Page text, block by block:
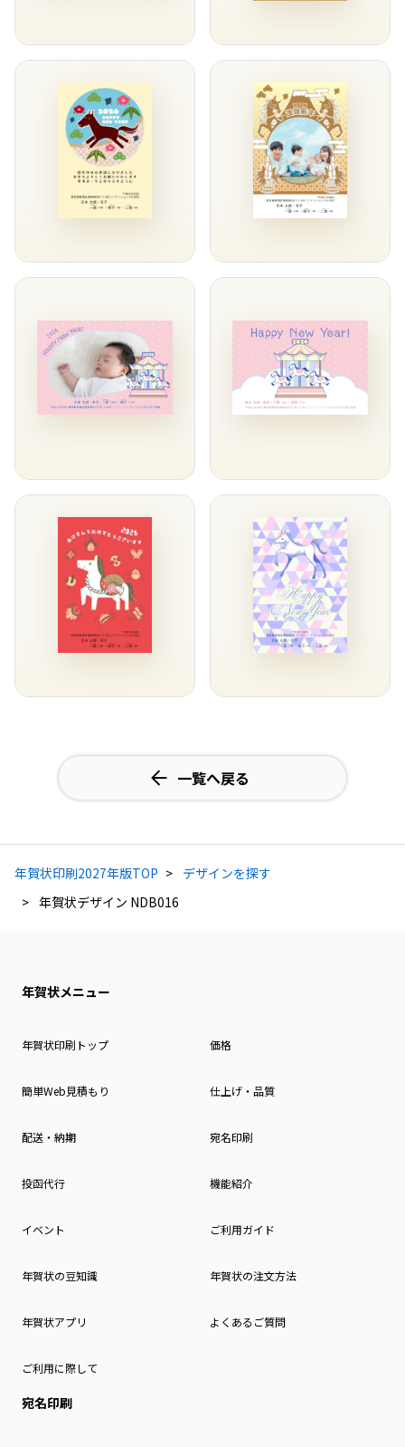
一覧へ戻る
年賀状印刷2027年版TOP
デザインを探す
年賀状デザイン NDB016
年賀状メニュー
年賀状印刷トップ 価格
簡単Web見積もり 仕上げ・品質
配送・納期 宛名印刷
投函代行 機能紹介
イベント ご利用ガイド
年賀状の豆知識 年賀状の注文方法
年賀状アプリ よくあるご質問
ご利用に際して
宛名印刷